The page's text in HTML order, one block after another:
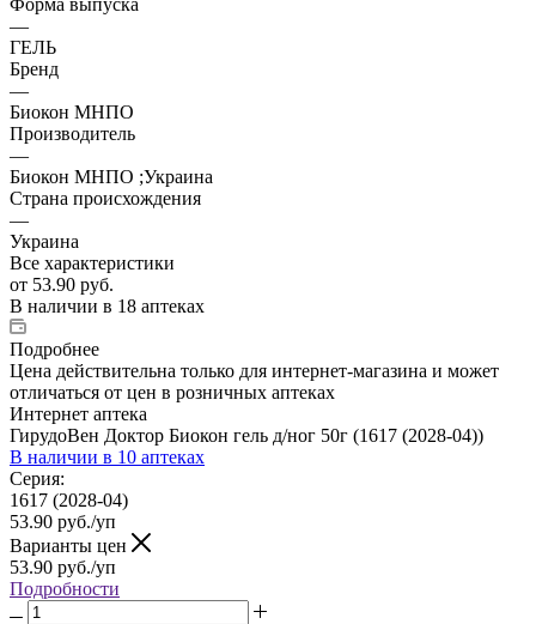
—
ГЕЛЬ
Бренд
—
Биокон МНПО
Производитель
—
Биокон МНПО ;Украина
Страна происхождения
—
Украина
Все характеристики
от 53.90 руб.
В наличии в 18 аптеках
Подробнее
Цена действительна только для интернет-магазина и может
отличаться от цен в розничных аптеках
Интернет аптека
ГирудоВен Доктор Биокон гель д/ног 50г (1617 (2028-04))
В наличии в 10 аптеках
Серия:
1617 (2028-04)
53.90 руб./уп
Варианты цен
53.90 руб./уп
Подробности